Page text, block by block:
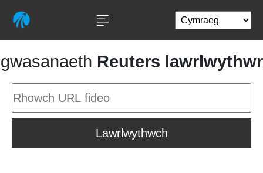
gwasanaeth Reuters lawrlwythwr
Lawrlwythwch